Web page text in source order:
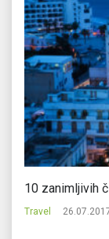
10 zanimljivih
Travel